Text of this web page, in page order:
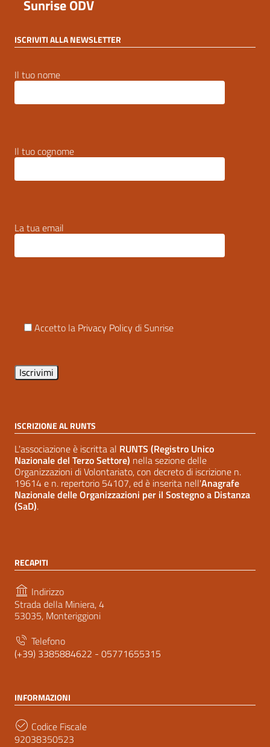
Sunrise ODV
ISCRIVITI ALLA NEWSLETTER
Il tuo nome
Il tuo cognome
La tua email
Accetto la Privacy Policy di Sunrise
ISCRIZIONE AL RUNTS
L'associazione è iscritta al RUNTS (Registro Unico
Nazionale del Terzo Settore) nella sezione delle
Organizzazioni di Volontariato, con decreto di iscrizione n.
19614 e n. repertorio 54107, ed è inserita nell'Anagrafe
Nazionale delle Organizzazioni per il Sostegno a Distanza
(SaD).
RECAPITI
Indirizzo
Strada della Miniera, 4
53035, Monteriggioni
Telefono
(+39) 3385884622 - 05771655315
INFORMAZIONI
Codice Fiscale
92038350523